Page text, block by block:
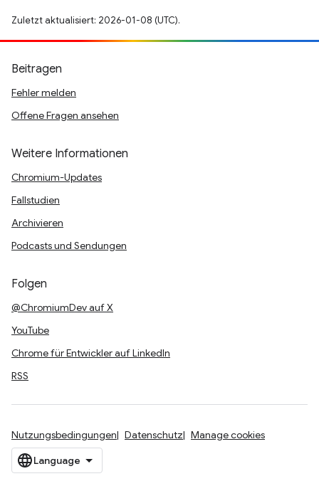
Zuletzt aktualisiert: 2026-01-08 (UTC).
Beitragen
Fehler melden
Offene Fragen ansehen
Weitere Informationen
Chromium-Updates
Fallstudien
Archivieren
Podcasts und Sendungen
Folgen
@ChromiumDev auf X
YouTube
Chrome für Entwickler auf LinkedIn
RSS
Nutzungsbedingungen Datenschutz Manage cookies